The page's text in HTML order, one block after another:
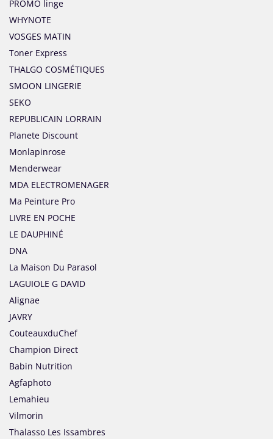
PROMO linge
WHYNOTE
VOSGES MATIN
Toner Express
THALGO COSMÉTIQUES
SMOON LINGERIE
SEKO
REPUBLICAIN LORRAIN
Planete Discount
Monlapinrose
Menderwear
MDA ELECTROMENAGER
Ma Peinture Pro
LIVRE EN POCHE
LE DAUPHINÉ
DNA
La Maison Du Parasol
LAGUIOLE G DAVID
Alignae
JAVRY
CouteauxduChef
Champion Direct
Babin Nutrition
Agfaphoto
Lemahieu
Vilmorin
Thalasso Les Issambres